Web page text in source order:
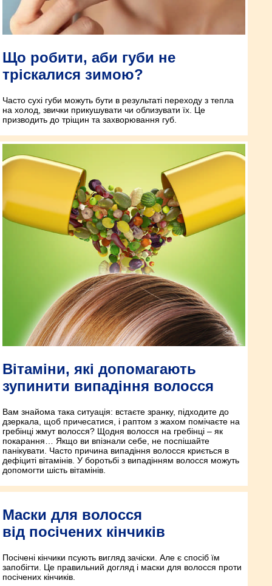
Що робити, аби губи не
тріскалися зимою?
Часто сухі губи можуть бути в результаті переходу з тепла
на холод, звички прикушувати чи облизувати їх. Це
призводить до тріщин та захворювання губ.
Вітаміни, які допомагають
зупинити випадіння волосся
Вам знайома така ситуація: встаєте зранку, підходите до
дзеркала, щоб причесатися, і раптом з жахом помічаєте на
гребінці жмут волосся? Щодня волосся на гребінці – як
покарання… Якщо ви впізнали себе, не поспішайте
панікувати. Часто причина випадіння волосся криється в
дефіциті вітамінів. У боротьбі з випадінням волосся можуть
допомогти шість вітамінів.
Маски для волосся
від посічених кінчиків
Посічені кінчики псують вигляд зачіски. Але є спосіб їм
запобігти. Це правильний догляд і маски для волосся проти
посічених кінчиків.